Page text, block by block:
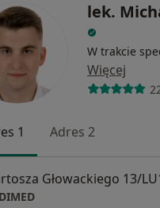
lek.
W trakcie
Więcej
1 Adres 2
Głowackiego 13/